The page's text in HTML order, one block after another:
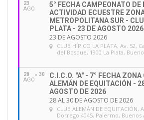
23
AGO
5° FECHA CAMPEONATO DE
ACTIVIDAD ECUESTRE
METROPOLITANA SUR -
PLATA - 23 DE AGOSTO 2026
23 DE AGOSTO 2026
CLUB HÍPICO LA PLATA, Av. 52,
del Bosque, 1900 La Plata,
28
AGO
30
C.I.C.O. "A" - 7° FECHA
ALEMÁN DE EQUITACIÓN -
AGOSTO DE 2026
28 AL 30 DE AGOSTO DE 2026
CLUB ALEMÁN DE EQUITACIÓN,
Dorrego 4045, Palermo, Buenos